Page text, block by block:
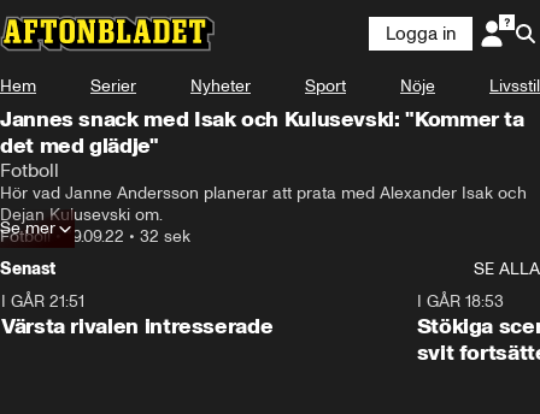
Logga in
Hem Serier Nyheter Sport Nöje Livsstil
Jannes snack med Isak och Kulusevski: "Kommer ta
det med glädje"
Fotboll
Hör vad Janne Andersson planerar att prata med Alexander Isak och
Dejan Kulusevski om.
Fotboll•19.09.22 • 32 sek
Se mer
Senast
SE ALLA
I GÅR 21:51
Värsta rivalen intresserade
I GÅR 18:53
Stökiga
svit